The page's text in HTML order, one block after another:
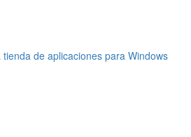
de aplicaciones para Windows